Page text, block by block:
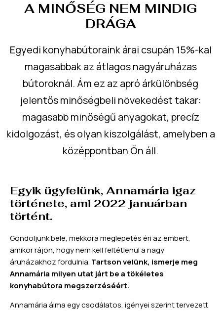
A MINŐSÉG NEM MINDIG
DRÁGA
Egyedi konyhabútoraink árai csupán 15%-kal
magasabbak az átlagos nagyáruházas
bútoroknál. Ám ez az apró árkülönbség
jelentős minőségbeli növekedést takar:
magasabb minőségű anyagokat, precíz
kidolgozást, és olyan kiszolgálást, amelyben a
középpontban Ön áll.
Egyik ügyfelünk, Annamária igaz
története, ami 2022 januárban
történt.
Gondoljunk bele, mekkora meglepetés éri az embert,
amikor rájön, hogy nem kell feltétlenül a nagy
áruházakhoz fordulnia. Tartson velünk, ismerje meg
Annamária milyen utat járt be a tökéletes
konyhabútora megszerzéséért.
Annamária álma egy csodálatos, igényei szerint tervezett